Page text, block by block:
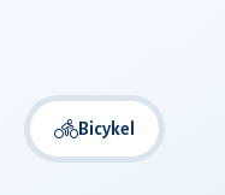
Bicykel